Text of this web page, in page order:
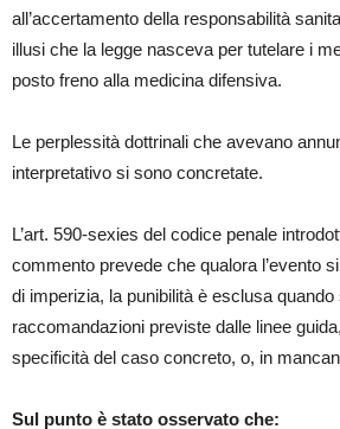
all’accertamento della responsabilità
illusi che la legge nasceva per tutelare i
posto freno alla medicina difensiva.
Le perplessità dottrinali che avevano
interpretativo si sono concretate.
L’art. 590-sexies del codice penale
commento prevede che qualora l’evento
di imperizia, la punibilità è esclusa
raccomandazioni previste dalle linee
specificità del caso concreto, o, in
Sul punto è stato osservato che: